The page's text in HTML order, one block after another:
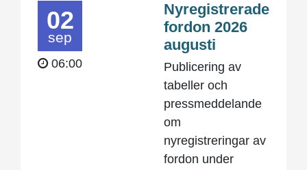
02
sep
06:00
Nyregistrerade
fordon 2026
augusti
Publicering av
tabeller och
pressmeddelande
om
nyregistreringar av
fordon under